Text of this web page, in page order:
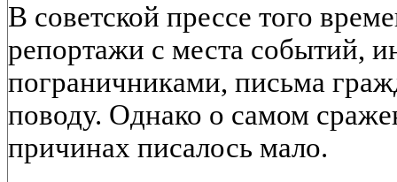
В советской прессе того
репортажи с места событий,
пограничниками, письма
поводу. Однако о самом
причинах писалось мало.